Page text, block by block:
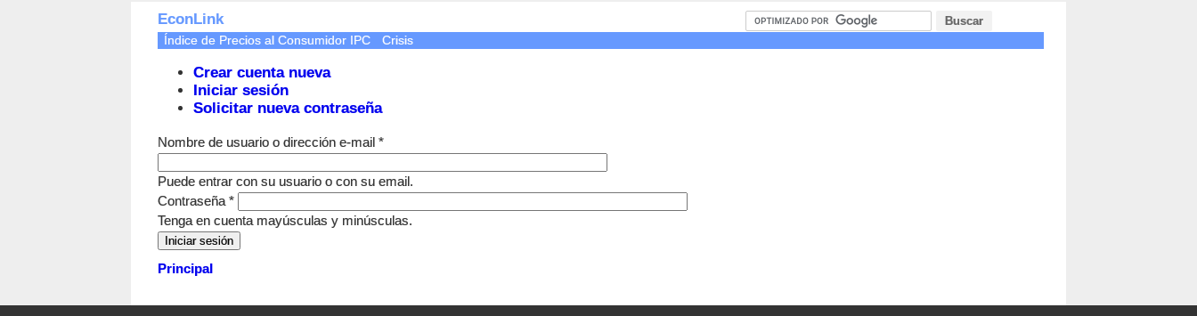
EconLink
Crear cuenta nueva
Iniciar sesión
Solicitar nueva contraseña
Índice de Precios al Consumidor IPC Crisis
Nombre de usuario o dirección e-mail *
Puede entrar con su usuario o con su email.
Contraseña *
Tenga en cuenta mayúsculas y minúsculas.
Principal